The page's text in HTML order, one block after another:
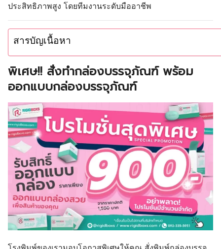
ประสิทธิภาพสูง โดยทีมงานระดับมืออาชีพ
สารบัญเนื้อหา
พิเศษ!! สั่งทำกล่องบรรจุภัณฑ์ พร้อม
ออกแบบกล่องบรรจุภัณฑ์